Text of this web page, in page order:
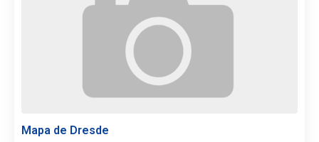
Mapa de Dresde